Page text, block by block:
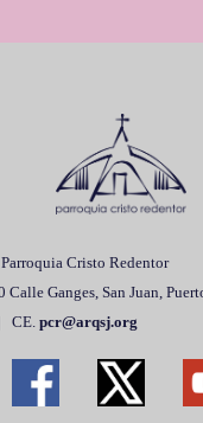
Cristo Redentor
Calle Ganges, San Juan,
CE. pcr@arqsj.org